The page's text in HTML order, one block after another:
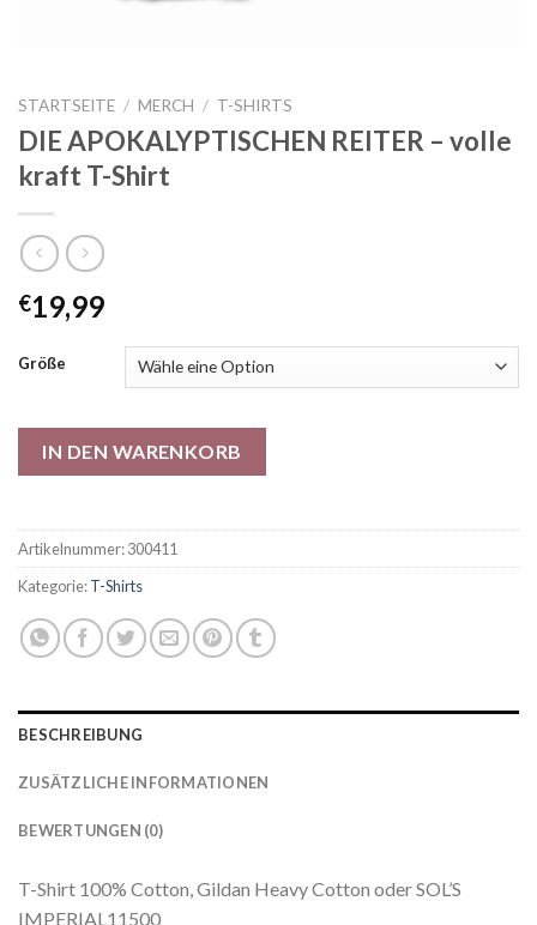
STARTSEITE / MERCH / T-SHIRTS
DIE APOKALYPTISCHEN REITER – volle
kraft T-Shirt
€19,99
Größe
IN DEN WARENKORB
Artikelnummer:300411
Kategorie:T-Shirts
BESCHREIBUNG
ZUSÄTZLICHE INFORMATIONEN
BEWERTUNGEN (0)
T-Shirt 100% Cotton, Gildan Heavy Cotton oder SOL’S
IMPERIAL11500